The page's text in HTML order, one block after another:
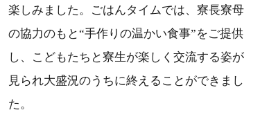
楽しみました。ごはんタイムでは、寮長寮母
の協力のもと“手作りの温かい食事”をご提供
し、こどもたちと寮生が楽しく交流する姿が
見られ大盛況のうちに終えることができまし
た。